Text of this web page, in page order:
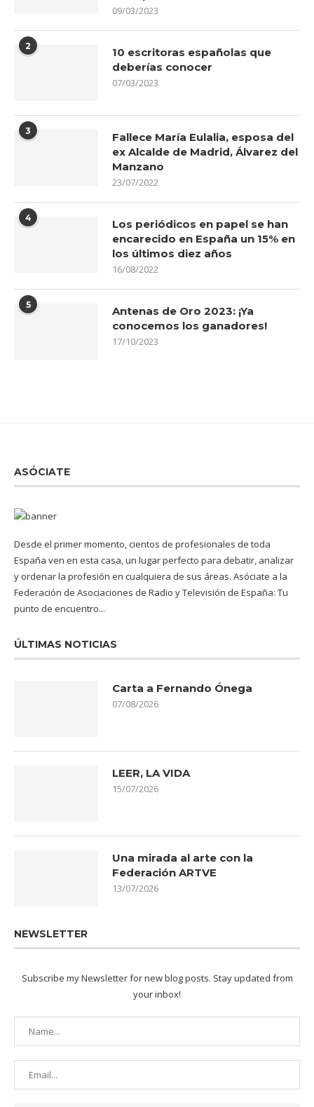
09/03/2023
2
10 escritoras españolas que
deberías conocer
07/03/2023
3
Fallece María Eulalia, esposa del
ex Alcalde de Madrid, Álvarez del
Manzano
23/07/2022
4
Los periódicos en papel se han
encarecido en España un 15% en
los últimos diez años
16/08/2022
5
Antenas de Oro 2023: ¡Ya
conocemos los ganadores!
17/10/2023
ASÓCIATE
Desde el primer momento, cientos de profesionales de toda
España ven en esta casa, un lugar perfecto para debatir, analizar
y ordenar la profesión en cualquiera de sus áreas. Asóciate a la
Federación de Asociaciones de Radio y Televisión de España: Tu
punto de encuentro...
ÚLTIMAS NOTICIAS
Carta a Fernando Ónega
07/08/2026
LEER, LA VIDA
15/07/2026
Una mirada al arte con la
Federación ARTVE
13/07/2026
NEWSLETTER
Subscribe my Newsletter for new blog posts. Stay updated from
your inbox!